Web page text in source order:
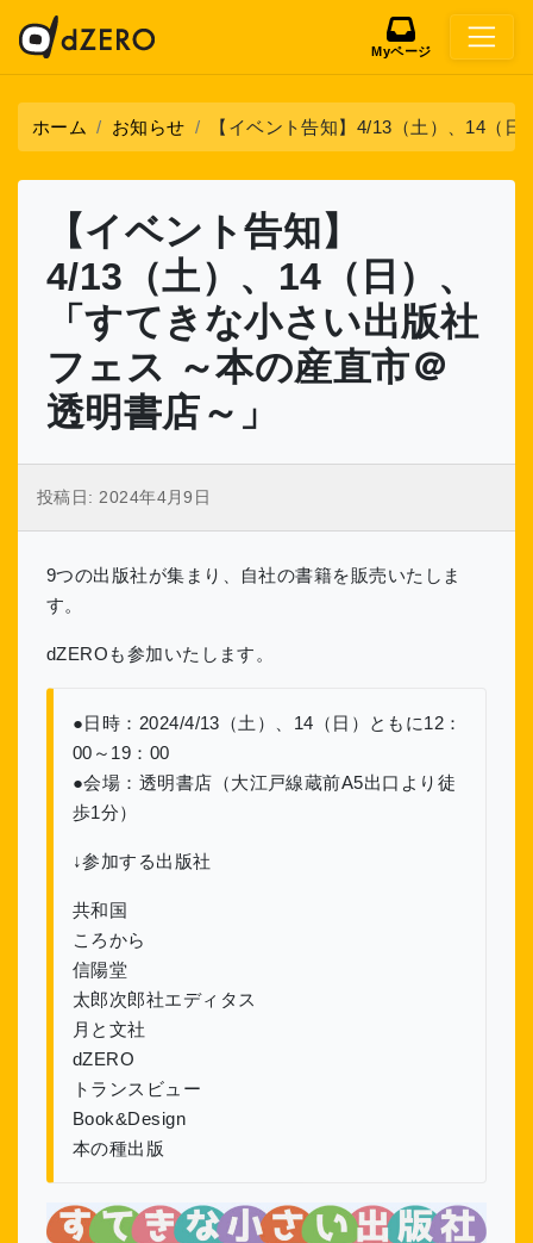
Myページ
ホーム お知らせ 【イベント告知】4/13（土）、14（
【イベント告知】
4/13（土）、14（日）、
「すてきな小さい出版社
フェス ～本の産直市＠
透明書店～」
投稿日: 2024年4月9日
9つの出版社が集まり、自社の書籍を販売いたしま
す。
dZEROも参加いたします。
●日時：2024/4/13（土）、14（日）ともに12：
00～19：00
●会場：透明書店（大江戸線蔵前A5出口より徒
歩1分）
↓参加する出版社
共和国
ころから
信陽堂
太郎次郎社エディタス
月と文社
dZERO
トランスビュー
Book&Design
本の種出版